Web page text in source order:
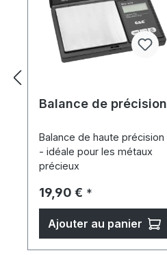
Balance de précision
Balance de haute précision
- idéale pour les métaux
précieux
Prix régulier :
19,90 € *
Ajouter au panier